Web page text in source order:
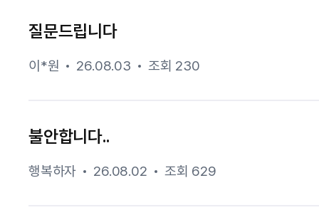
질문드립니다
이*원 26.08.03 조회 230
불안합니다..
행복하자 26.08.02 조회 629